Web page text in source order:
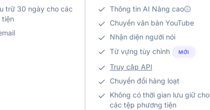
trữ 30 ngày cho các
tiện
Thông tin AI Nâng cao
Chuyển văn bản YouTube
Nhận diện người nói
Từ vựng tùy chỉnh
MỚI
Truy cập API
Chuyển đổi hàng loạt
Không có thời gian lưu giữ cho
các tệp phương tiện